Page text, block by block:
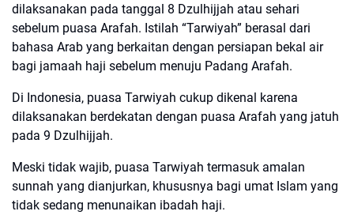
dilaksanakan pada tanggal 8 Dzulhijjah atau sehari
sebelum puasa Arafah. Istilah “Tarwiyah” berasal dari
bahasa Arab yang berkaitan dengan persiapan bekal air
bagi jamaah haji sebelum menuju Padang Arafah.
Di Indonesia, puasa Tarwiyah cukup dikenal karena
dilaksanakan berdekatan dengan puasa Arafah yang jatuh
pada 9 Dzulhijjah.
Meski tidak wajib, puasa Tarwiyah termasuk amalan
sunnah yang dianjurkan, khususnya bagi umat Islam yang
tidak sedang menunaikan ibadah haji.